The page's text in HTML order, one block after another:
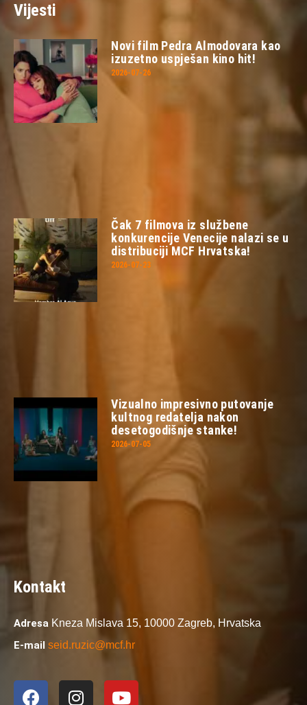
Vijesti
Novi film Pedra Almodovara kao
izuzetno uspješan kino hit!
2026-07-26
Čak 7 filmova iz službene
konkurencije Venecije nalazi se u
distribuciji MCF Hrvatska!
2026-07-23
Vizualno impresivno putovanje
kultnog redatelja nakon
desetogodišnje stanke!
2026-07-05
Kontakt
Adresa Kneza Mislava 15, 10000 Zagreb, Hrvatska
E-mail seid.ruzic@mcf.hr